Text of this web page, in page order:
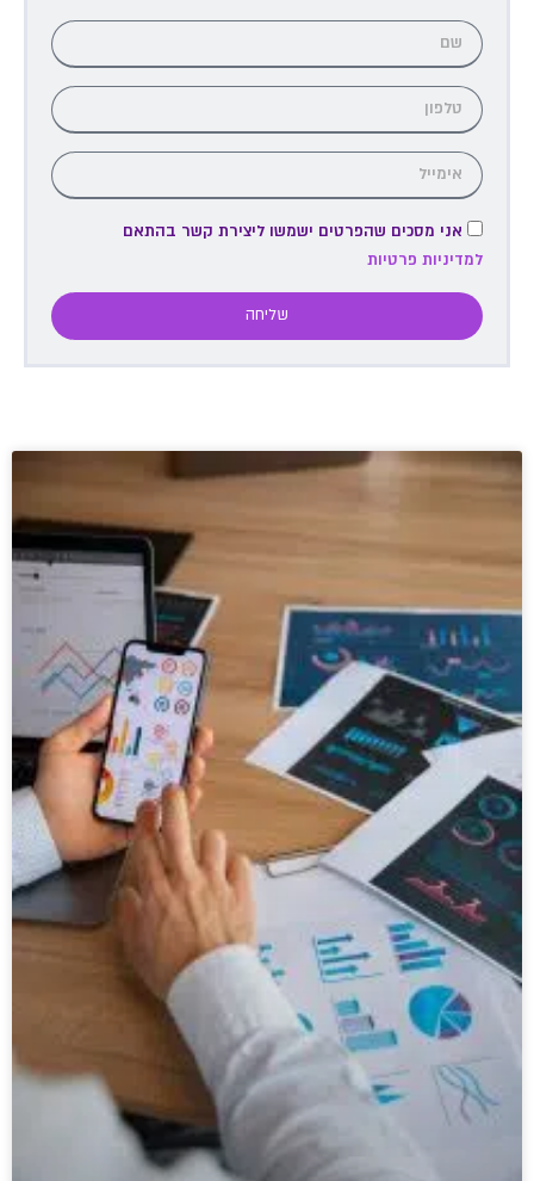
אני מסכים שהפרטים ישמשו ליצירת קשר בהתאם
למדיניות פרטיות
שליחה